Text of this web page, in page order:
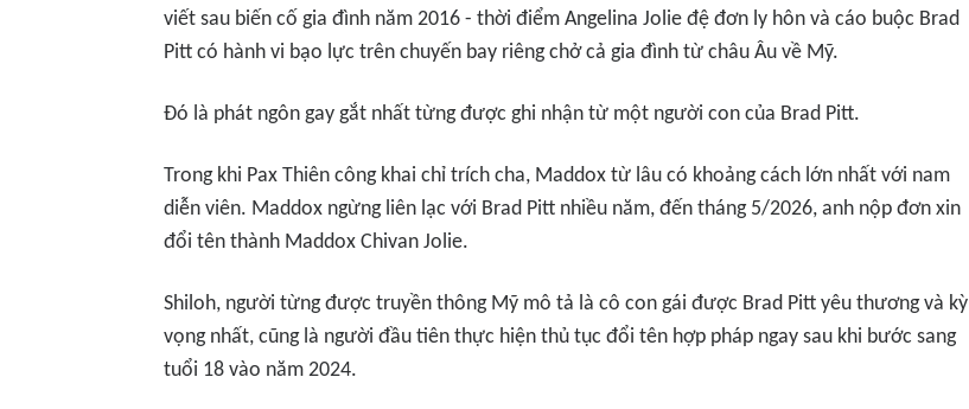
viết sau biến cố gia đình năm 2016 - thời điểm Angelina Jolie đệ đơn ly hôn và cáo buộc Brad
Pitt có hành vi bạo lực trên chuyến bay riêng chở cả gia đình từ châu Âu về Mỹ.
Đó là phát ngôn gay gắt nhất từng được ghi nhận từ một người con của Brad Pitt.
Trong khi Pax Thiên công khai chỉ trích cha, Maddox từ lâu có khoảng cách lớn nhất với nam
diễn viên. Maddox ngừng liên lạc với Brad Pitt nhiều năm, đến tháng 5/2026, anh nộp đơn xin
đổi tên thành Maddox Chivan Jolie.
Shiloh, người từng được truyền thông Mỹ mô tả là cô con gái được Brad Pitt yêu thương và kỳ
vọng nhất, cũng là người đầu tiên thực hiện thủ tục đổi tên hợp pháp ngay sau khi bước sang
tuổi 18 vào năm 2024.